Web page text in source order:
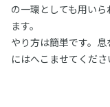
の一環としても用い
ます。
やり方は簡単です。
にはへこませてくださ